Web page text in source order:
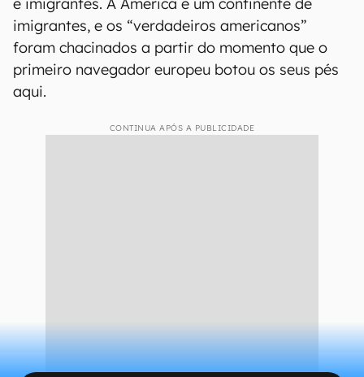
imigrantes, e os “verdadeiros americanos”
foram chacinados a partir do momento que o
primeiro navegador europeu botou os seus pés
aqui.
CONTINUA APÓS A PUBLICIDADE